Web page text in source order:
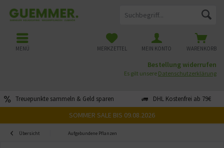
Treuepunkte sammeln & Geld sparen DHL Kostenfrei ab 79€
WARENKORB
MERKZETTEL MEIN KONTO
MENÜ
Bestellung widerrufen
Es gilt unsere Datenschutzerklärung
SOMMER SALE BIS 09.08.2026
Übersicht Aufgebundene Pflanzen